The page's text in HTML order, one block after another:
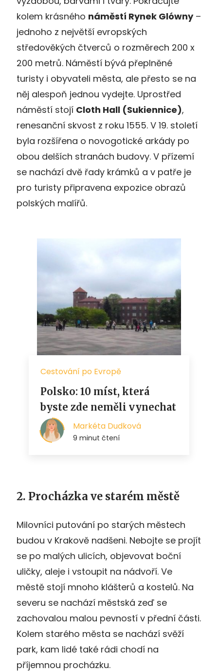
kolem krásného náměstí Rynek Glówny–
jednoho z největší evropských
středověkých čtverců o rozměrech 200 x
200 metrů. Náměstí bývá přeplněné
turisty i obyvateli města, ale přesto se na
něj alespoň jednou vydejte. Uprostřed
náměstí stojí Cloth Hall (Sukiennice),
renesanční skvost z roku 1555. V 19. století
byla rozšířena o novogotické arkády po
obou delších stranách budovy. V přízemí
se nachází dvě řady krámků a v patře je
pro turisty připravena expozice obrazů
polských malířů.
2. Procházka ve starém městě
Milovníci putování po starých městech
budou v Krakově nadšeni. Nebojte se projít
se po malých ulicích, objevovat boční
uličky, aleje i vstoupit na nádvoří. Ve
městě stojí mnoho klášterů a kostelů. Na
severu se nachází městská zeď se
zachovalou malou pevností v přední části.
Kolem starého města se nachází svěží
park, kam lidé také rádi chodí na
příjemnou procházku.